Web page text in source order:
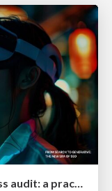
How to build an LLM SEO readiness audit: a practical framework